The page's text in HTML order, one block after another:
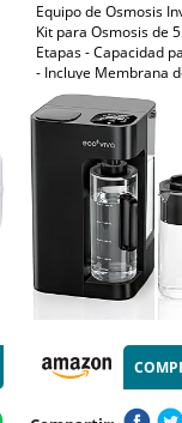
Equipo de Osmosis
Kit para Osmosis de 5
Etapas - Capacidad
- Incluye Membrana
75GPD, Deposito de
Filtros - Nature Water
Professionals